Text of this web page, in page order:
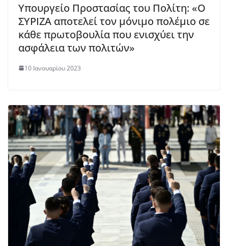
Υπουργείο Προστασίας του Πολίτη: «Ο
ΣΥΡΙΖΑ αποτελεί τον μόνιμο πολέμιο σε
κάθε πρωτοβουλία που ενισχύει την
ασφάλεια των πολιτών»
10 Ιανουαρίου 2023